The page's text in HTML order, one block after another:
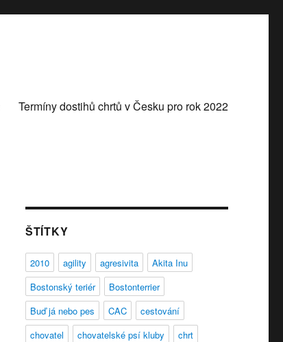
Termíny dostihů chrtů v Česku pro rok 2022
ŠTÍTKY
2010 agility agresivita
Akita Inu
Bostonský teriér
Bostonterrier
Buď já nebo pes
CAC
cestování
chovatel
chovatelské psí kluby
chrt